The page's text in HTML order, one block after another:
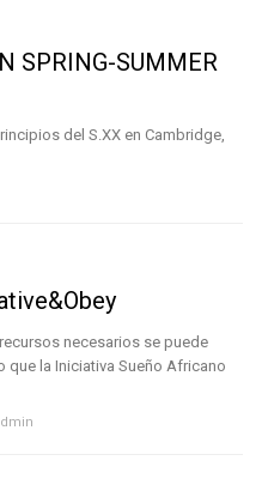
SPRING-SUMMER
del S.XX en Cambridge,
necesarios se puede
la Iniciativa Sueño Africano